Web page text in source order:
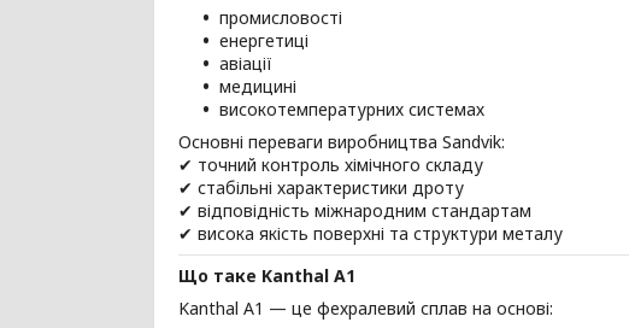
промисловості
енергетиці
авіації
медицині
високотемпературних системах
Основні переваги виробництва Sandvik:
✔ точний контроль хімічного складу
✔ стабільні характеристики дроту
✔ відповідність міжнародним стандартам
✔ висока якість поверхні та структури металу
Що таке Kanthal A1
Kanthal A1 — це фехралевий сплав на основі: